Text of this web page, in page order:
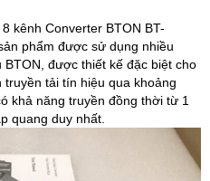
kênh Converter BTON BT-
phẩm được sử dụng nhiều
được thiết kế đặc biệt cho
tải tín hiệu qua khoảng
khả năng truyền đồng thời từ 1
quang duy nhất.